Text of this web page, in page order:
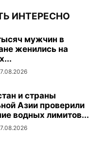
ИНТЕРЕСНО
мужчин в
женились на
и страны
Азии проверили
водных лимитов...